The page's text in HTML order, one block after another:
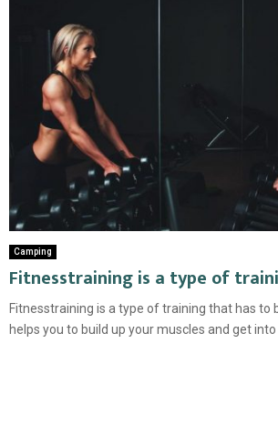
Camping
Fitnesstraining is a type of
Fitnesstraining is a type of training that has to
helps you to build up your muscles and get into